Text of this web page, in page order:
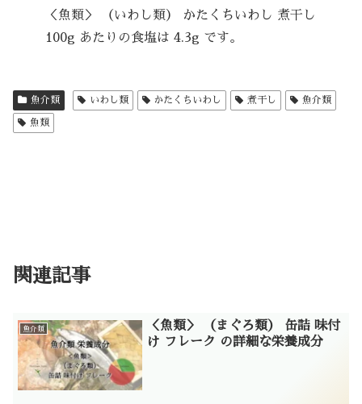
＜魚類＞ （いわし類） かたくちいわし 煮干し
100g あたりの食塩は 4.3g です。
魚介類 いわし類 かたくちいわし 煮干し 魚介類
魚類
関連記事
魚介類
＜魚類＞ （まぐろ類） 缶詰 味付
け フレーク の詳細な栄養成分